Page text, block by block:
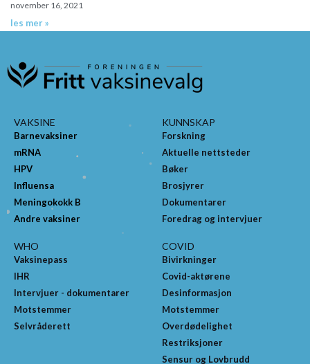
november 16, 2021
les mer »
VAKSINE
Barnevaksiner
mRNA
HPV
Influensa
Meningokokk B
Andre vaksiner
KUNNSKAP
Forskning
Aktuelle nettsteder
Bøker
Brosjyrer
Dokumentarer
Foredrag og intervjuer
WHO
Vaksinepass
IHR
Intervjuer - dokumentarer
Motstemmer
Selvråderett
COVID
Bivirkninger
Covid-aktørene
Desinformasjon
Motstemmer
Overdødelighet
Restriksjoner
Sensur og Lovbrudd